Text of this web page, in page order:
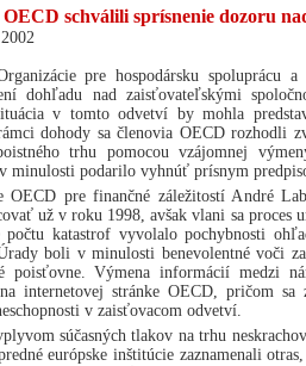
schválili sprísnenie dozoru
pre hospodársku spoluprácu
dohľadu nad zaisťovateľskými
v tomto odvetví by mohla
dohody sa členovia OECD rozhodli
trhu pomocou vzájomnej
minulosti podarilo vyhnúť prísnym
OECD pre finančné záležitostí André
už v roku 1998, avšak vlani sa proces
počtu katastrof vyvolalo pochybnosti
boli v minulosti benevolentné voči
poisťovne. Výmena informácií medzi
na internetovej stránke OECD, pričom
v zaisťovacom odvetví.
súčasných tlakov na trhu
európske inštitúcie zaznamenali